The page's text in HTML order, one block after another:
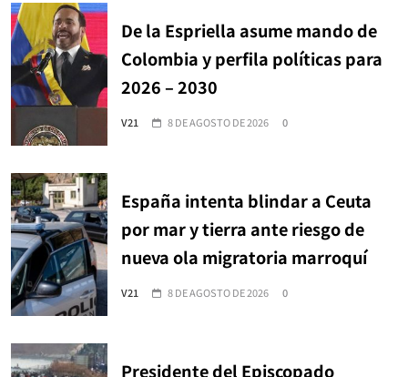
De la Espriella asume mando de
Colombia y perfila políticas para
2026 – 2030
V21 8 DE AGOSTO DE 2026 0
España intenta blindar a Ceuta
por mar y tierra ante riesgo de
nueva ola migratoria marroquí
V21 8 DE AGOSTO DE 2026 0
Presidente del Episcopado